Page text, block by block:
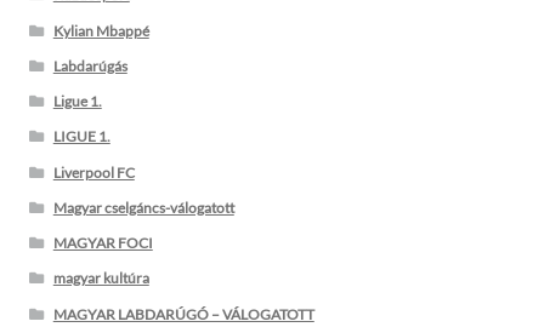
Kylian Mbappé
Labdarúgás
Ligue 1.
LIGUE 1.
Liverpool FC
Magyar cselgáncs-válogatott
MAGYAR FOCI
magyar kultúra
MAGYAR LABDARÚGÓ – VÁLOGATOTT